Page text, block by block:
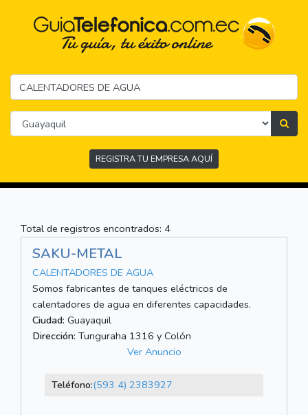
REGISTRA TU EMPRESA AQUÍ
Total de registros encontrados: 4
SAKU-METAL
CALENTADORES DE AGUA
Somos fabricantes de tanques eléctricos de
calentadores de agua en diferentes capacidades.
Ciudad: Guayaquil
Dirección: Tunguraha 1316 y Colón
Ver Anuncio
Teléfono:(593 4) 2383927